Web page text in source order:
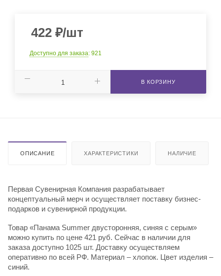
422 ₽/шт
Доступно для заказа: 921
В КОРЗИНУ
ОПИСАНИЕ ХАРАКТЕРИСТИКИ НАЛИЧИЕ
Первая Сувенирная Компания разрабатывает
концептуальный мерч и осуществляет поставку бизнес-
подарков и сувенирной продукции.
Товар «Панама Summer двусторонняя, синяя с серым»
можно купить по цене 421 руб. Сейчас в наличии для
заказа доступно 1025 шт. Доставку осуществляем
оперативно по всей РФ. Материал – хлопок. Цвет изделия –
синий.